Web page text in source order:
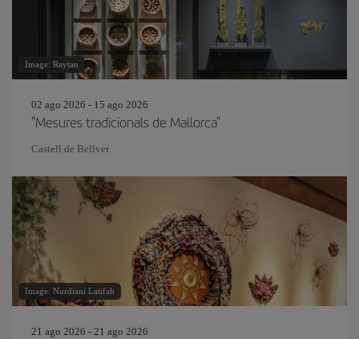
Image: Raytan
02 ago 2026 - 15 ago 2026
"Mesures tradicionals de Mallorca"
Castell de Bellver
Image: Nurdiani Latifah
21 ago 2026 - 21 ago 2026